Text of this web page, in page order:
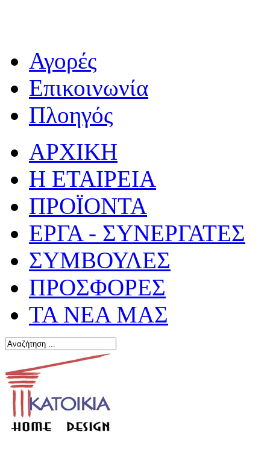
Αγορές
Επικοινωνία
Πλοηγός
ΑΡΧΙΚΗ
Η ΕΤΑΙΡΕΙΑ
ΠΡΟΪΟΝΤΑ
ΕΡΓΑ - ΣΥΝΕΡΓΑΤΕΣ
ΣΥΜΒΟΥΛΕΣ
ΠΡΟΣΦΟΡΕΣ
ΤΑ ΝΕΑ ΜΑΣ